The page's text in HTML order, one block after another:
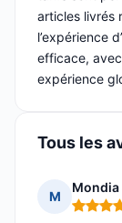
articles livrés
l’expérience
efficace,
expérience
Tous les
M
Mondia
Note : 5